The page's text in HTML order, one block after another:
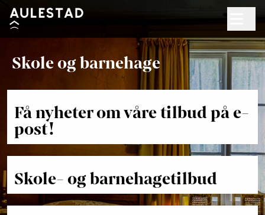
Hopp til hovedinnhold
Søk
Åpent kl. 10.00–17.00
Planlegg besøk +
Hva skjer?
Opplevelser +
Skole og barnehage
Få nyheter om våre tilbud på e-
post!
Skole- og barnehagetilbud